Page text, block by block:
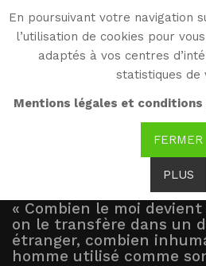
En poursuivant votre navigation
l’utilisation de cookies pour
adaptés à vos centres
statistiques de
Mentions légales et
FERMER
PLUS
WG
Witold Gombrowicz
Aventures
« Combien le moi
on le transfère dans un
étranger, combien
homme utilisé comme